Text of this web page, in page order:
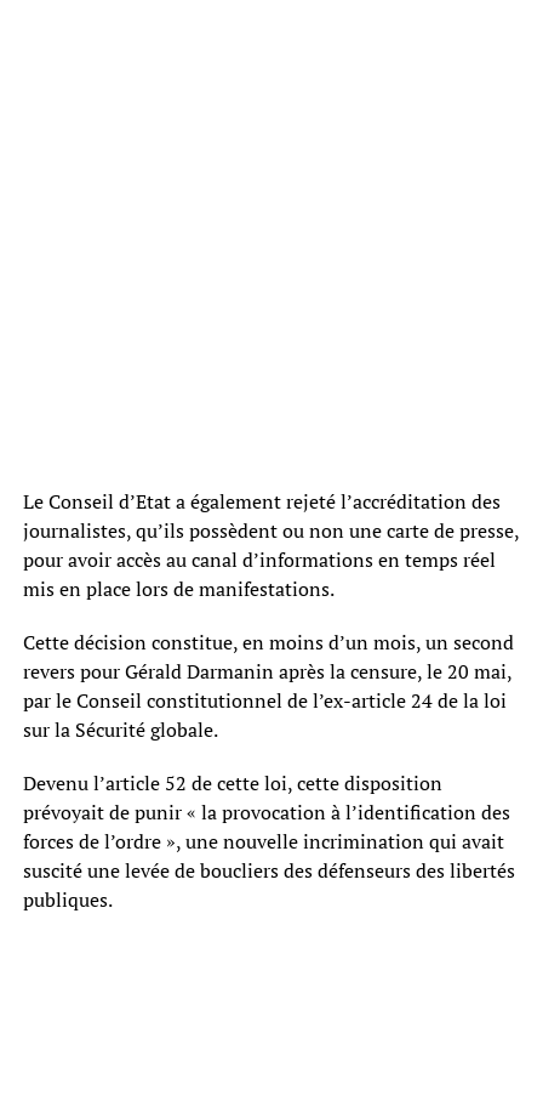
Le Conseil d’Etat a également rejeté l’accréditation des
journalistes, qu’ils possèdent ou non une carte de presse,
pour avoir accès au canal d’informations en temps réel
mis en place lors de manifestations.
Cette décision constitue, en moins d’un mois, un second
revers pour Gérald Darmanin après la censure, le 20 mai,
par le Conseil constitutionnel de l’ex-article 24 de la loi
sur la Sécurité globale.
Devenu l’article 52 de cette loi, cette disposition
prévoyait de punir « la provocation à l’identification des
forces de l’ordre », une nouvelle incrimination qui avait
suscité une levée de boucliers des défenseurs des libertés
publiques.